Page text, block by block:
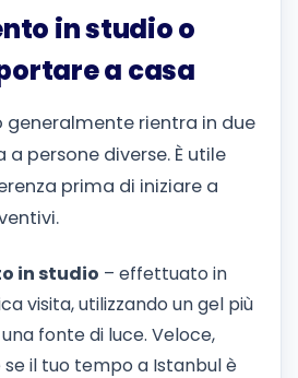
in studio o
a casa
generalmente rientra in due
persone diverse. È utile
prima di iniziare a
in studio – effettuato in
visita, utilizzando un gel più
fonte di luce. Veloce,
se il tuo tempo a Istanbul è